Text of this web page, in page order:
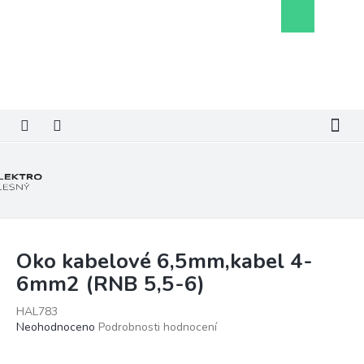
košík
Oko kabelové 6,5mm,kabel 4-
6mm2 (RNB 5,5-6)
HAL783
Průměrné
Neohodnoceno Podrobnosti hodnocení